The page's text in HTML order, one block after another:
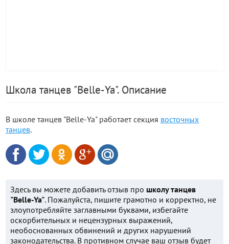
Школа танцев "Belle-Ya". Описание
В школе танцев "Belle-Ya" работает секция восточных
танцев.
Здесь вы можете добавить отзыв про школу танцев
"Belle-Ya". Пожалуйста, пишите грамотно и корректно, не
злоупотребляйте заглавными буквами, избегайте
оскорбительных и нецензурных выражений,
необоснованных обвинений и других нарушений
законодательства. В противном случае ваш отзыв будет